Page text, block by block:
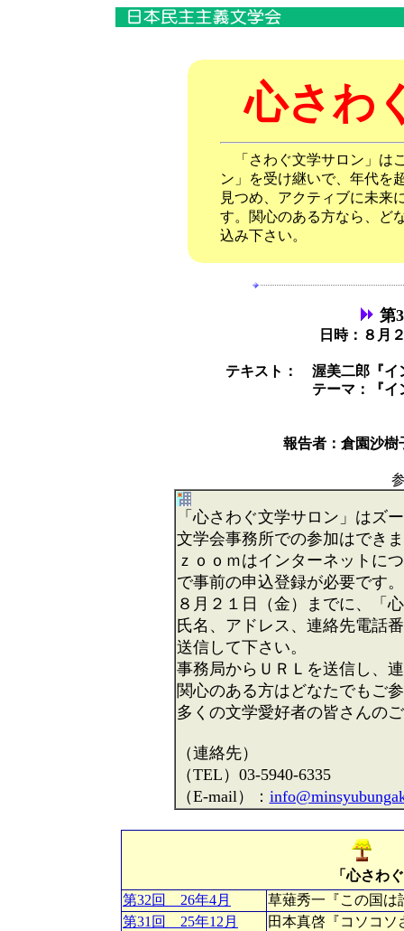
心さわ
「さわぐ文学サロン」は
ン」を受け継いで、年代を
見つめ、アクティブに未来
す。関心のある方なら、ど
込み下さい。
第
日時：８月
テキスト： 渥美二郎『イ
テーマ：『イ
報告者：倉園沙樹
「心さわぐ文学サロン」はズ
文学会事務所での参加はでき
ｚｏｏｍはインターネットに
で事前の申込登録が必要です。
８月２１日（金）までに、「
氏名、アドレス、連絡先電話
送信して下さい。
事務局からＵＲＬを送信し、
関心のある方はどなたでもご
多くの文学愛好者の皆さんの
（連絡先）
（TEL）03-5940-6335
（E-mail）：
「心さわ
第32回 26年4月
草薙秀一『この国
第31回 25年12月
田本真啓『コソコ